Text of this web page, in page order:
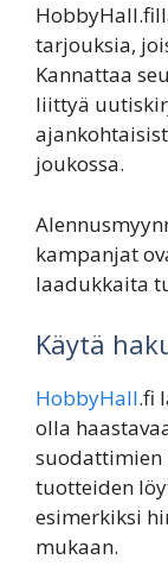
tarjouksia,
Kannattaa
liittyä
joukossa.
kampanjat
laadukkaita
Käytä
HobbyHall.fi
olla
suodattimien
tuotteiden
esimerkiksi
mukaan.